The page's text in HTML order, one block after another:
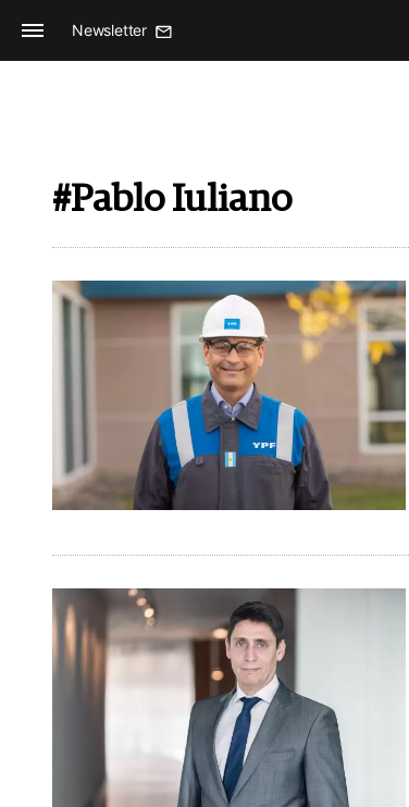
Newsletter
#Pablo Iuliano